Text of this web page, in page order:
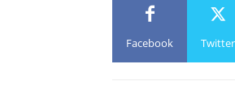
Facebook Twitter